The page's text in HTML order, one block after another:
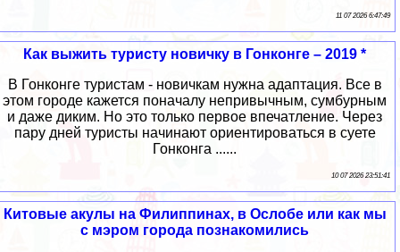
11 07 2026 6:47:49
Как выжить туристу новичку в Гонконге – 2019 *
В Гонконге туристам - новичкам нужна адаптация. Все в
этом городе кажется поначалу непривычным, сумбурным
и даже диким. Но это только первое впечатление. Через
пару дней туристы начинают ориентироваться в суете
Гонконга ......
10 07 2026 23:51:41
Китовые акулы на Филиппинах, в Ослобе или как мы
с мэром города познакомились